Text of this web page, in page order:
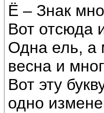
Ё – Знак
Вот отсюда
Одна ель, а
весна и
Вот эту
одно